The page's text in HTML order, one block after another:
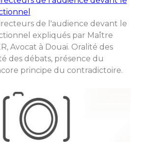
de l'audience devant le
expliqués par Maître
Avocat à Douai. Oralité des
des débats, présence du
principe du contradictoire.